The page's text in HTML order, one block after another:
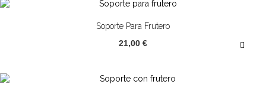
Soporte Para Frutero
21,00 €